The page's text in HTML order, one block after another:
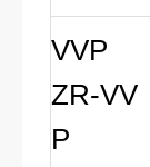
VVP
ZR-VV
P